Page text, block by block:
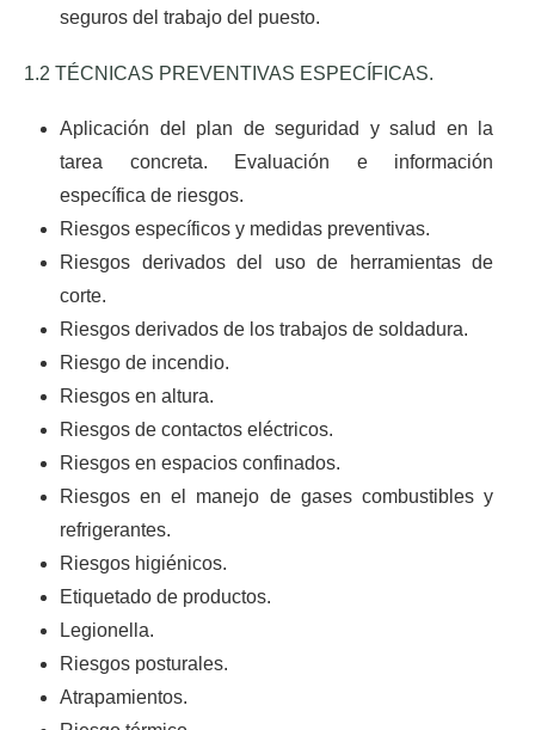
seguros del trabajo del puesto.
1.2 TÉCNICAS PREVENTIVAS ESPECÍFICAS.
Aplicación del plan de seguridad y salud en la
tarea concreta. Evaluación e información
específica de riesgos.
Riesgos específicos y medidas preventivas.
Riesgos derivados del uso de herramientas de
corte.
Riesgos derivados de los trabajos de soldadura.
Riesgo de incendio.
Riesgos en altura.
Riesgos de contactos eléctricos.
Riesgos en espacios confinados.
Riesgos en el manejo de gases combustibles y
refrigerantes.
Riesgos higiénicos.
Etiquetado de productos.
Legionella.
Riesgos posturales.
Atrapamientos.